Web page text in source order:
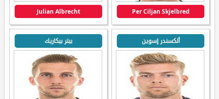
Per Ciljan Skjelbred
Julian Albrecht
ألكسندر إسوين بيتر بيكاريك